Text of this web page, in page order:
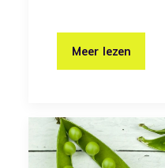
Meer lezen